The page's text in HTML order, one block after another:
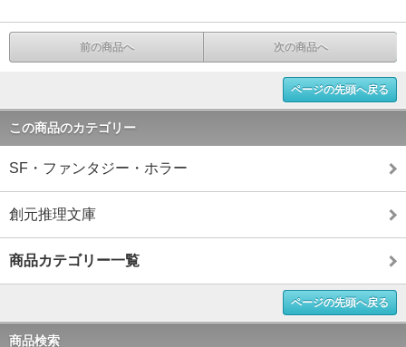
前の商品へ 次の商品へ
ページの先頭へ戻る
この商品のカテゴリー
SF・ファンタジー・ホラー
創元推理文庫
商品カテゴリー一覧
ページの先頭へ戻る
商品検索